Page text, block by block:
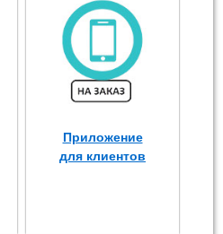
Приложение
для клиентов